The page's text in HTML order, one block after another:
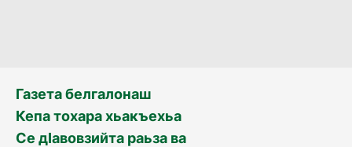
Газета белгалонаш
Кепа тохара хьакъехьа
Се дӀавовзийта раьза ва